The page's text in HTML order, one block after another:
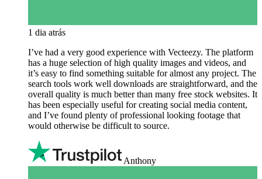
1 dia atrás
I’ve had a very good experience with Vecteezy. The platform
has a huge selection of high quality images and videos, and
it’s easy to find something suitable for almost any project. The
search tools work well downloads are straightforward, and the
overall quality is much better than many free stock websites. It
has been especially useful for creating social media content,
and I’ve found plenty of professional looking footage that
would otherwise be difficult to source.
Anthony